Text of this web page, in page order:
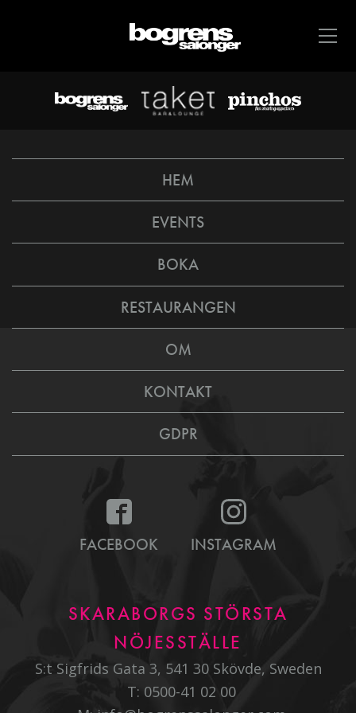
HEM
EVENTS
BOKA
RESTAURANGEN
OM
KONTAKT
GDPR
FACEBOOK INSTAGRAM
SKARABORGS STÖRSTA
NÖJESSTÄLLE
S:t Sigfrids Gata 3, 541 30 Skövde, Sweden
T: 0500-41 02 00